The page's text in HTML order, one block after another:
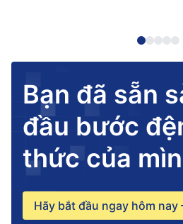
Bạn đã sẵn
đầu bước
thức của
Hãy bắt đầu ngay hôm nay